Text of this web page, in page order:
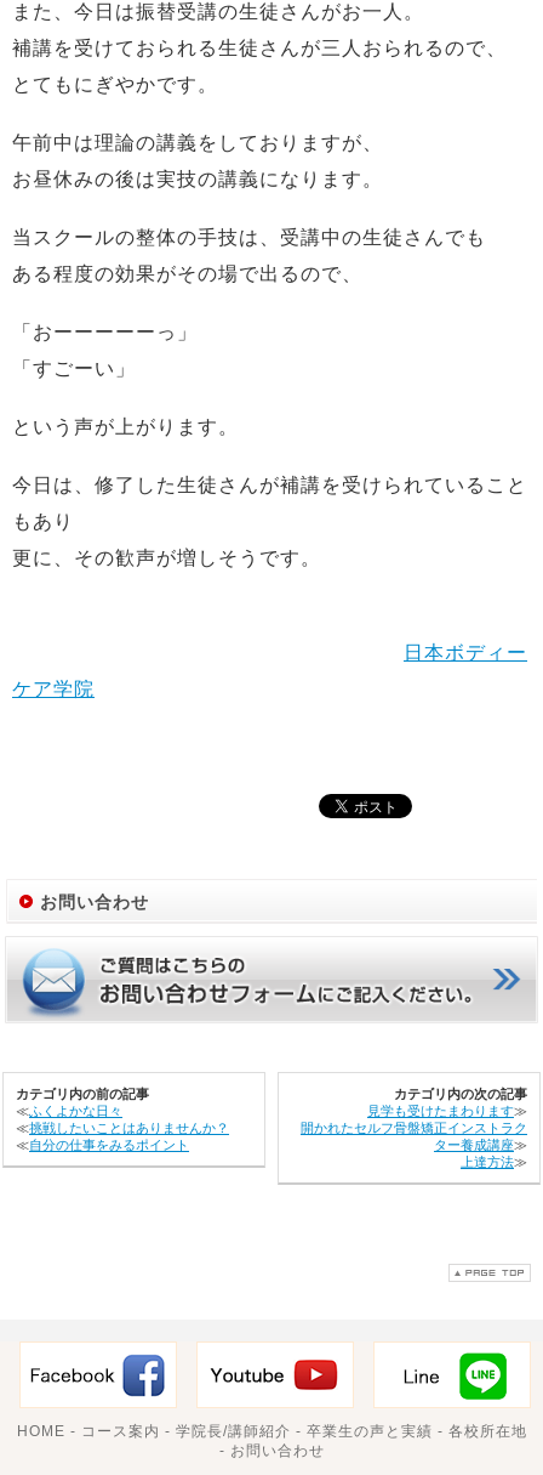
また、今日は振替受講の生徒さんがお一人。
補講を受けておられる生徒さんが三人おられるので、
とてもにぎやかです。
午前中は理論の講義をしておりますが、
お昼休みの後は実技の講義になります。
当スクールの整体の手技は、受講中の生徒さんでも
ある程度の効果がその場で出るので、
「おーーーーーっ」
「すごーい」
という声が上がります。
今日は、修了した生徒さんが補講を受けられていること
もあり
更に、その歓声が増しそうです。
日本ボディー
ケア学院
お問い合わせ
カテゴリ内の前の記事
≪ふくよかな日々
≪挑戦したいことはありませんか？
≪自分の仕事をみるポイント
カテゴリ内の次の記事
見学も受けたまわります≫
開かれたセルフ骨盤矯正インストラク
ター養成講座≫
上達方法≫
HOME - コース案内 - 学院長/講師紹介 - 卒業生の声と実績 - 各校所在地
- お問い合わせ